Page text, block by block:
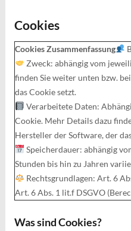
Cookies
Cookies Zusammenfassung
Zweck: abhängig vom
finden Sie weiter unten bzw.
das Cookie setzt.
Verarbeitete Daten:
Cookie. Mehr Details dazu
Hersteller der Software, der
Speicherdauer: abhängig
Stunden bis hin zu Jahren
Rechtsgrundlagen: Art. 6
Art. 6 Abs. 1 lit.f DSGVO
Was sind Cookies?